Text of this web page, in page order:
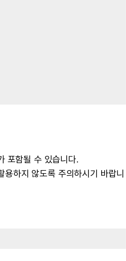
포함될 수 있습니다.
하지 않도록 주의하시기 바랍니